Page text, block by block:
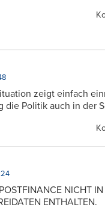
zeigt einfach
die Politik auch in der
NICHT IN
ENTHALTEN.